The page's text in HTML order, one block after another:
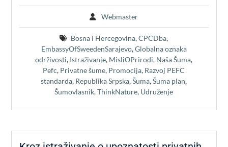
Webmaster
Bosna i Hercegovina,CPCDba,
EmbassyOfSweedenSarajevo,Globalna oznaka
održivosti, Istraživanje, MisliOPrirodi, Naša Šuma,
Pefc, Privatne šume, Promocija, Razvoj PEFC
standarda, Republika Srpska,Šuma,Šuma plan,
Šumovlasnik,ThinkNature, Udruženje